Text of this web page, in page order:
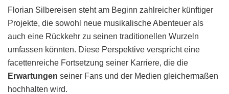
Florian Silbereisen steht am Beginn zahlreicher künftiger
Projekte, die sowohl neue musikalische Abenteuer als
auch eine Rückkehr zu seinen traditionellen Wurzeln
umfassen könnten. Diese Perspektive verspricht eine
facettenreiche Fortsetzung seiner Karriere, die die
Erwartungen seiner Fans und der Medien gleichermaßen
hochhalten wird.